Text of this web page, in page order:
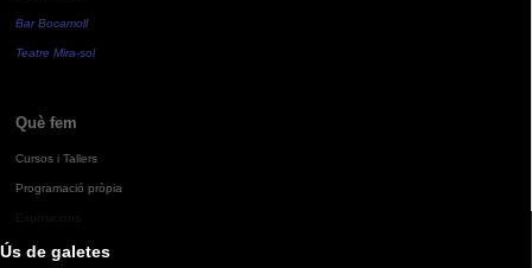
Ús de galetes
Bar Bocamoll
Teatre Mira-sol
Què fem
Cursos i Tallers
Programació pròpia